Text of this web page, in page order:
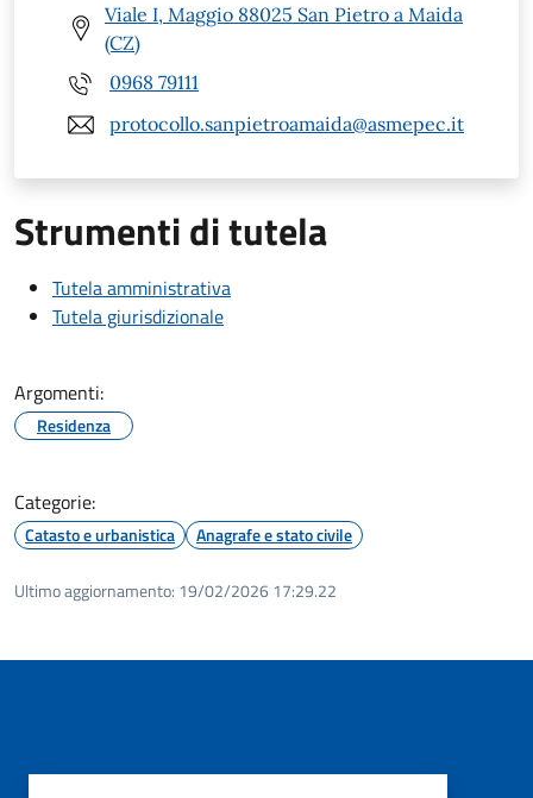
Viale I, Maggio 88025 San Pietro a Maida
(CZ)
0968 79111
protocollo.sanpietroamaida@asmepec.it
Strumenti di tutela
Tutela amministrativa
Tutela giurisdizionale
Argomenti:
Residenza
Categorie:
Catasto e urbanistica Anagrafe e stato civile
Ultimo aggiornamento: 19/02/2026 17:29.22